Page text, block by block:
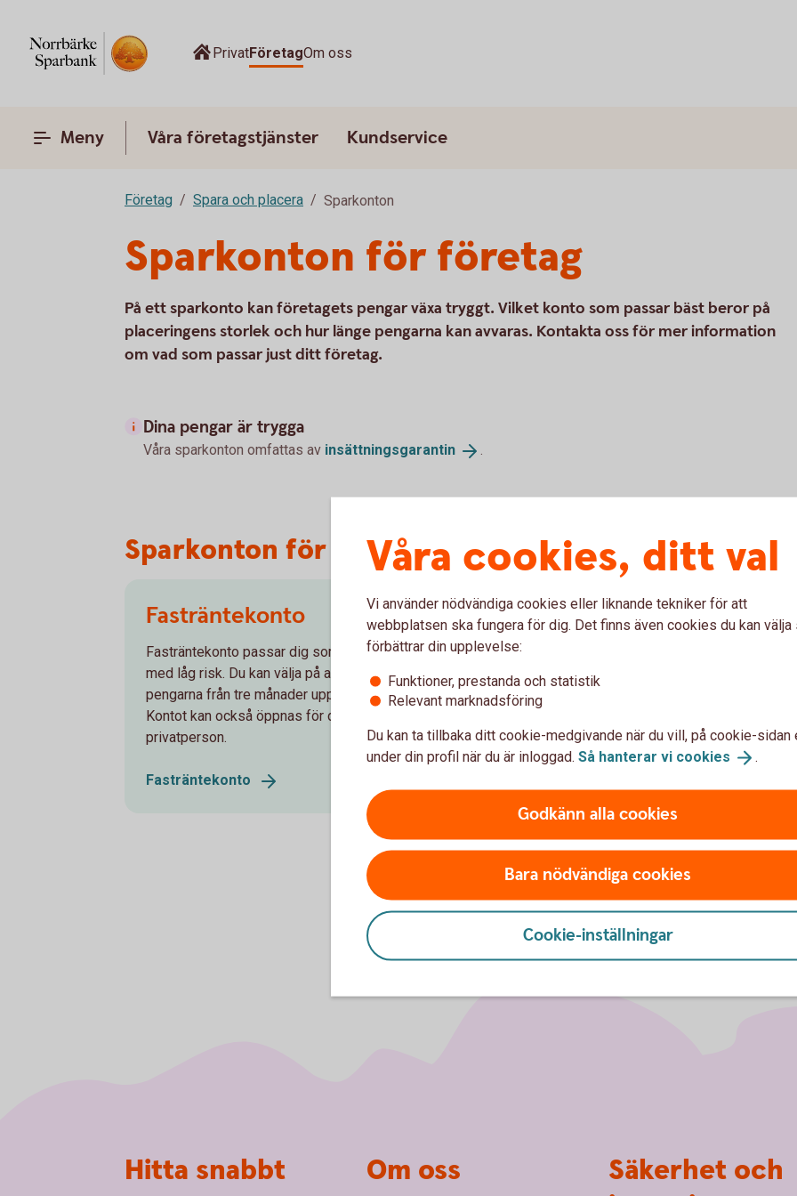
PrivatFöretagOm oss
Meny Våra företagstjänster Kundservice
Företag Spara och placera Sparkonton
Sparkonton för företag
På ett sparkonto kan företagets pengar växa tryggt. Vilket konto som passar bäst beror på
placeringens storlek och hur länge pengarna kan avvaras. Kontakta oss för mer information
om vad som passar just ditt företag.
Dina pengar är trygga
Våra sparkonton omfattas av insättningsgarantin .
Sparkonton för företag
Fasträntekonto
Fasträntekonto passar dig som vill spara
med låg risk. Du kan välja på att binda
pengarna från tre månader upp till fem år.
Kontot kan också öppnas för dig som
privatperson.
Fasträntekonto
Sparkonto Företag
Vårt eget sparkonto som du bara kan
öppna i Norrbärke Sparbank. Kontot
passar dig som vill spara långsiktigt och
tillgängliga direkt när du behöver dem. Du
får ränta från första kronan.
Våra cookies, ditt val
Vi använder nödvändiga cookies eller liknande tekniker för att
webbplatsen ska fungera för dig. Det finns även cookies du kan välja
förbättrar din upplevelse:
Funktioner, prestanda och statistik
Relevant marknadsföring
Du kan ta tillbaka ditt cookie-medgivande när du vill, på cookie-sidan
under din profil när du är inloggad. Så hanterar vi cookies .
Godkänn alla cookies
Bara nödvändiga cookies
Cookie-inställningar
Hitta snabbt Om oss
Säkerhet och